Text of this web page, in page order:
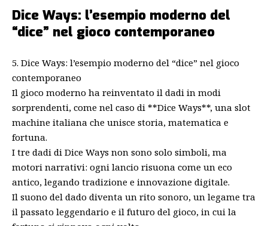
Dice Ways: l’esempio moderno del
“dice” nel gioco contemporaneo
5. Dice Ways: l’esempio moderno del “dice” nel gioco
contemporaneo
Il gioco moderno ha reinventato il dadi in modi
sorprendenti, come nel caso di **Dice Ways**, una slot
machine italiana che unisce storia, matematica e
fortuna.
I tre dadi di Dice Ways non sono solo simboli, ma
motori narrativi: ogni lancio risuona come un eco
antico, legando tradizione e innovazione digitale.
Il suono del dado diventa un rito sonoro, un legame tra
il passato leggendario e il futuro del gioco, in cui la